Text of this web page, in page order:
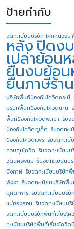
ป้ายกำกับ
จดทะเบียนบริษัท โคกหนองนา
หลังปิดง
เปล่าย้อน
ยื่นงบย้อ
ยื่นภาษีร้า
บริษัทพื้นทีป้องกันโควิดกระบี่
บริษัทพื้นทีป้องกันโควิดน่าน
พื้นทีป้องกันโควิดพะเยา รับจ
ป้องกันโควิดภูเก็ต รับจดทะ
ป้องกันโควิดแพร่ รับจดทะเ
ควบคุมโควิด รับจดทะเบียน
วิดนครพนม รับจดทะเบียน
บึงกาฬ รับจดทะเบียนบริษัท
พังงา รับจดทะเบียนบริษัทพื้
มุกดาหาร รับจดทะเบียนบริ
แม่ฮ่องสอน รับจดทะเบียนบ
จดทะเบียนบริษัทพื้นที่เสี่ยงโ
ทะเบียนบริษัทพื้นที่เสี่ยงโควิด